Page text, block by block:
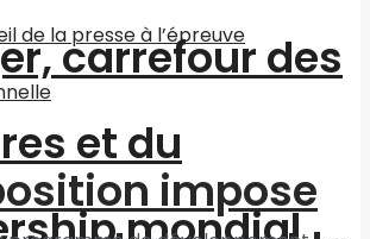
impose
carrefour des
et du